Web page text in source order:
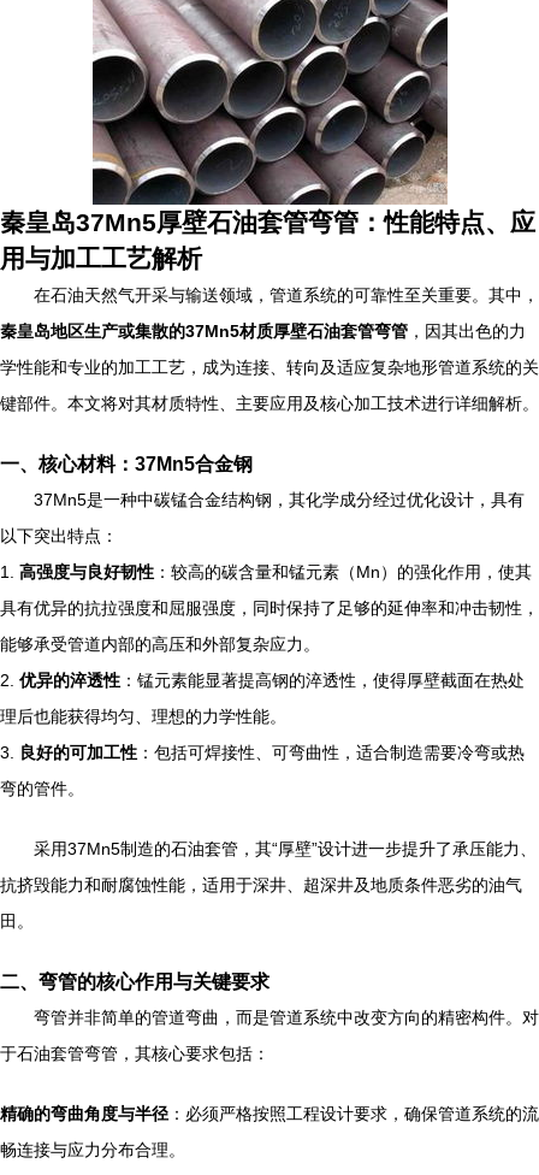
秦皇岛37Mn5厚壁石油套管弯管：性能特点、应
用与加工工艺解析
在石油天然气开采与输送领域，管道系统的可靠性至关重要。其中，
秦皇岛地区生产或集散的37Mn5材质厚壁石油套管弯管 ，因其出色的力
学性能和专业的加工工艺，成为连接、转向及适应复杂地形管道系统的关
键部件。本文将对其材质特性、主要应用及核心加工技术进行详细解析。
一、核心材料：37Mn5合金钢
37Mn5是一种中碳锰合金结构钢，其化学成分经过优化设计，具有
以下突出特点：
1. 高强度与良好韧性 ：较高的碳含量和锰元素（Mn）的强化作用，使其
具有优异的抗拉强度和屈服强度，同时保持了足够的延伸率和冲击韧性，
能够承受管道内部的高压和外部复杂应力。
2. 优异的淬透性 ：锰元素能显著提高钢的淬透性，使得厚壁截面在热处
理后也能获得均匀、理想的力学性能。
3.
良好的可加工性 ：包括可焊接性、可弯曲性，适合制造需要冷弯或热
弯的管件。
采用37Mn5制造的石油套管，其“厚壁”设计进一步提升了承压能力、
抗挤毁能力和耐腐蚀性能，适用于深井、超深井及地质条件恶劣的油气
田。
二、弯管的核心作用与关键要求
弯管并非简单的管道弯曲，而是管道系统中改变方向的精密构件。对
于石油套管弯管，其核心要求包括：
精确的弯曲角度与半径 ：必须严格按照工程设计要求，确保管道系统的流
畅连接与应力分布合理。